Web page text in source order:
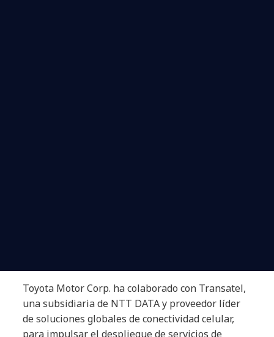
Toyota Motor Corp. ha colaborado con Transatel,
una subsidiaria de NTT DATA y proveedor líder
de soluciones globales de conectividad celular,
para impulsar el despliegue de servicios de